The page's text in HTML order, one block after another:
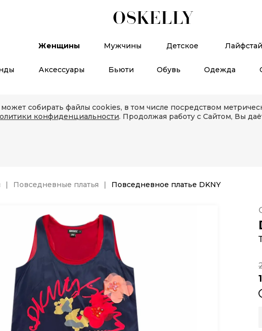
Женщины Мужчины Детское
Аксессуары Бьюти Обувь Одежда
собирать файлы cookies, в том числе посредством
конфиденциальности. Продолжая работу с Сайтом, Вы
Повседневные платья Повседневное платье DKNY